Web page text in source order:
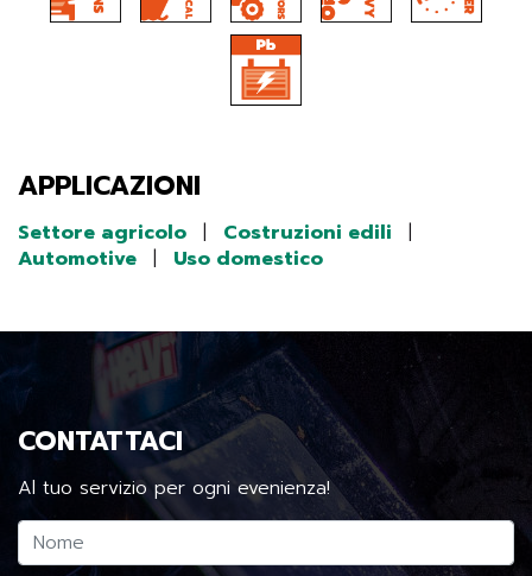
APPLICAZIONI
Settore agricolo | Costruzioni edili
|
Automotive | Uso domestico
CONTATTACI
Al tuo servizio per ogni evenienza!